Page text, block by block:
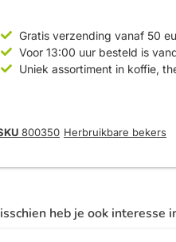
Gratis verzending vanaf 50
Voor 13:00 uur besteld is
Uniek assortiment in koffie,
800350 Herbruikbare bekers
heb je ook interesse